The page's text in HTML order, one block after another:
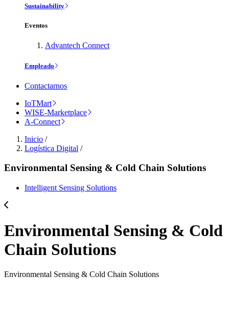
Sustainability
Eventos
Advantech Connect
Empleado
Contactarnos
IoTMart
WISE-Marketplace
A-Connect
Inicio /
Logística Digital /
Environmental Sensing & Cold Chain Solutions
Intelligent Sensing Solutions
Environmental Sensing & Cold
Chain Solutions
Environmental Sensing & Cold Chain Solutions